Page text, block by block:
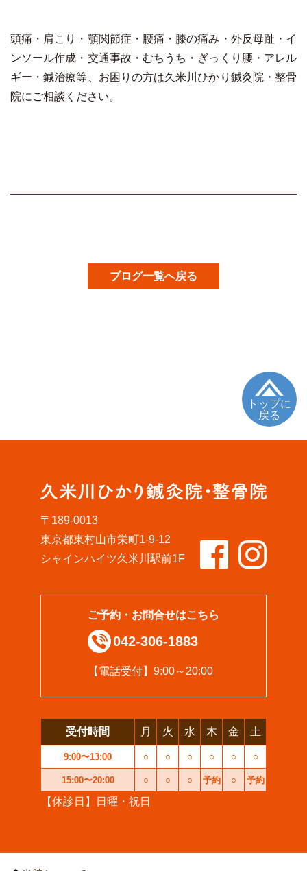
頭痛・肩こり・顎関節症・腰痛・膝の痛み・外反母趾・イ
ンソール作成・交通事故・むちうち・ぎっくり腰・アレル
ギー・鍼治療等、お困りの方は久米川ひかり鍼灸院・整骨
院にご相談ください。
ブログ一覧へ戻る
トップに
戻る
〒189-0013
東京都東村山市栄町1-9-12
シャインハイツ久米川駅前1F
ご予約・お問合せはこちら
042-306-1883
【電話受付】9:00～20:00
受付時間 月 火 水 木 金 土
9:00〜13:00 ○ ○ ○ ○ ○ ○
15:00〜20:00 ○ ○ ○ 予約 ○ 予約
【休診日】日曜・祝日